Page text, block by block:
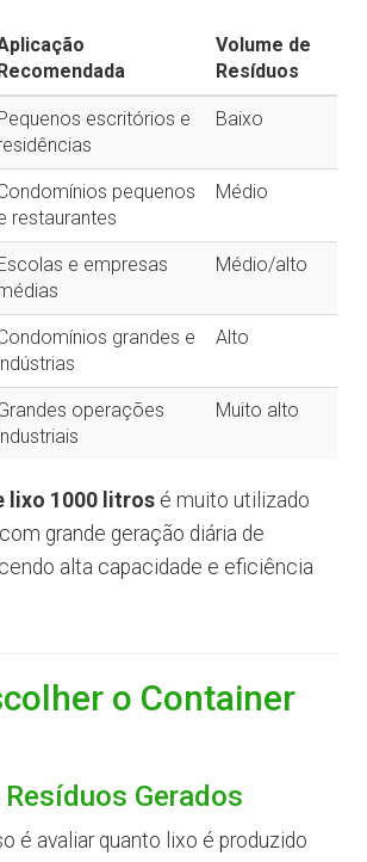
Recomendada
Volume de
Resíduos
Pequenos escritórios e
Baixo
pequenos
restaurantes
Médio
Escolas e empresas
Médio/alto
grandes e
Alto
operações
Muito alto
lixo 1000 litros é muito utilizado
grande geração diária de
alta capacidade e eficiência
o Container
Gerados
é avaliar quanto lixo é produzido